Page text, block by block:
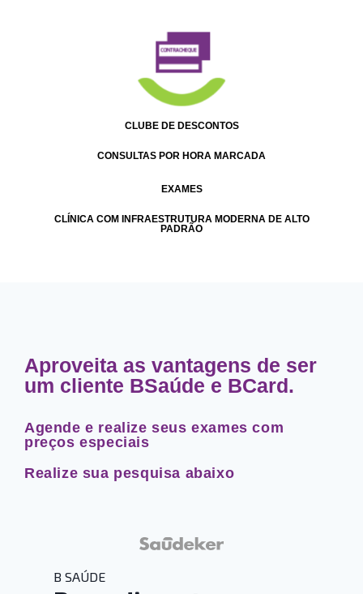
CLUBE DE DESCONTOS
CONSULTAS POR HORA MARCADA
EXAMES
CLÍNICA COM INFRAESTRUTURA MODERNA DE ALTO
PADRÃO
Aproveita as vantagens de ser
um cliente BSaúde e BCard.
Agende e realize seus exames com
preços especiais
Realize sua pesquisa abaixo